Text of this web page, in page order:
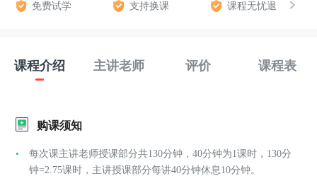
免费试学 支持换课 课程无忧退
课程介绍 主讲老师 评价 课程表
购课须知
每次课主讲老师授课部分共130分钟，40分钟为1课时，130分
钟=2.75课时，主讲授课部分每讲40分钟休息10分钟。